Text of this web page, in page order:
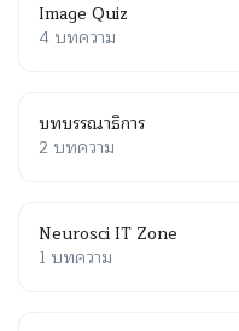
Image Quiz
4 บทความ
บทบรรณาธิการ
2 บทความ
Neurosci IT Zone
1 บทความ